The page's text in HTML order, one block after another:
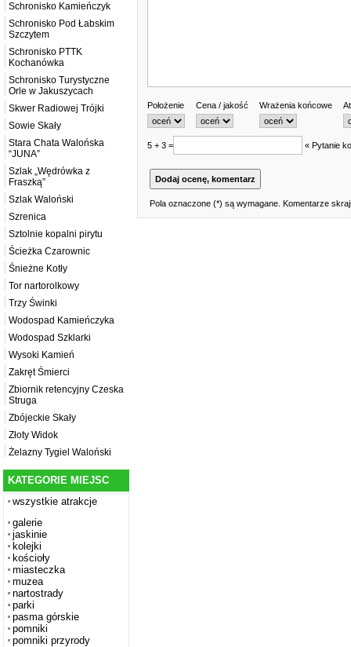
Schronisko Kamieńczyk
Schronisko Pod Łabskim
Szczytem
Schronisko PTTK
Kochanówka
Schronisko Turystyczne
Orle w Jakuszycach
Skwer Radiowej Trójki
Sowie Skały
Stara Chata Walońska
“JUNA”
Szlak „Wędrówka z
Fraszką”
Szlak Waloński
Szrenica
Sztolnie kopalni pirytu
Ścieżka Czarownic
Śnieżne Kotły
Tor nartorolkowy
Trzy Świnki
Wodospad Kamieńczyka
Wodospad Szklarki
Wysoki Kamień
Zakręt Śmierci
Zbiornik retencyjny Czeska
Struga
Zbójeckie Skały
Złoty Widok
Żelazny Tygiel Waloński
KATEGORIE MIEJSC
wszystkie atrakcje
galerie
jaskinie
kolejki
kościoły
miasteczka
muzea
nartostrady
parki
pasma górskie
pomniki
pomniki przyrody
Położenie Cena / jakość Wrażenia końcowe
5 + 3 = « Pytanie
Pola oznaczone (*) są wymagane. Komentarze